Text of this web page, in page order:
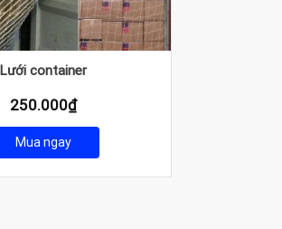
Lưới container
250.000₫
Mua ngay